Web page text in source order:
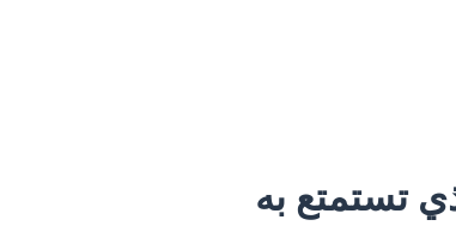
تستمتع به